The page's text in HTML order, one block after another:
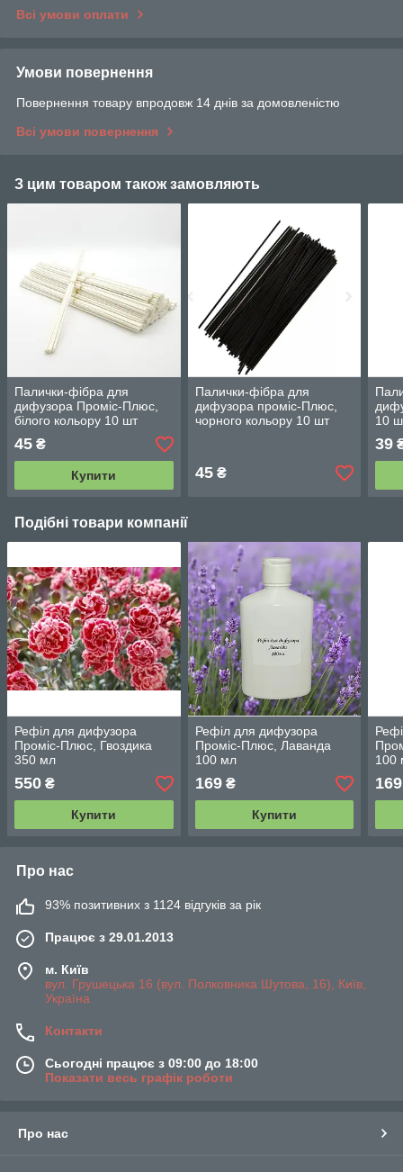
Всі умови оплати
Умови повернення
Повернення товару впродовж 14 днів за домовленістю
Всі умови повернення
З цим товаром також замовляють
Палички-фібра для
дифузора Проміс-Плюс,
білого кольору 10 шт
45 ₴
Купити
Палички-фібра для
дифузора проміс-Плюс,
чорного кольору 10 шт
45₴
10
39
Подібні товари компанії
Рефіл для дифузора
Проміс-Плюс, Гвоздика
350 мл
550 ₴
Купити
Рефіл для дифузора
Проміс-Плюс, Лаванда
100 мл
169₴
Купити
100
169
Про нас
93% позитивних з 1124 відгуків за рік
Працює з 29.01.2013
м. Київ
вул. Грушецька 16 (вул. Полковника Шутова, 16), Київ,
Україна
Контакти
Сьогодні працює з 09:00 до 18:00
Показати весь графік роботи
Про нас